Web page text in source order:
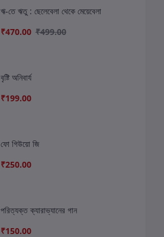
ঋ-তে ঋতু : ছেলেবেলা থেকে মেয়েবেলা
₹470.00 ₹499.00
বৃষ্টি অনিবার্য
₹199.00
ফো গিউয়ো জি
₹250.00
পরিত্যক্ত ক্যারাভ্যানের গান
₹150.00